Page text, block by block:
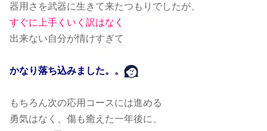
器用さを武器に生きて来たつもりでしたが、
すぐに上手くいく訳はなく
出来ない自分が情けすぎて
かなり落ち込みました。。
もちろん次の応用コースには進める
勇気はなく、傷も癒えた一年後に、